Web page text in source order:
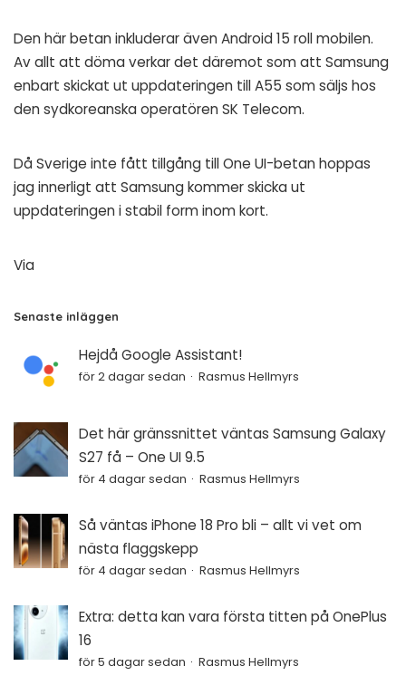
Den här betan inkluderar även Android 15 roll mobilen.
Av allt att döma verkar det däremot som att Samsung
enbart skickat ut uppdateringen till A55 som säljs hos
den sydkoreanska operatören SK Telecom.
Då Sverige inte fått tillgång till One UI-betan hoppas
jag innerligt att Samsung kommer skicka ut
uppdateringen i stabil form inom kort.
Via
Senaste inläggen
Hejdå Google Assistant!
för 2 dagar sedan Rasmus Hellmyrs
Det här gränssnittet väntas Samsung Galaxy
S27 få – One UI 9.5
för 4 dagar sedan Rasmus Hellmyrs
Så väntas iPhone 18 Pro bli – allt vi vet om
nästa flaggskepp
för 4 dagar sedan Rasmus Hellmyrs
Extra: detta kan vara första titten på OnePlus
16
för 5 dagar sedan Rasmus Hellmyrs